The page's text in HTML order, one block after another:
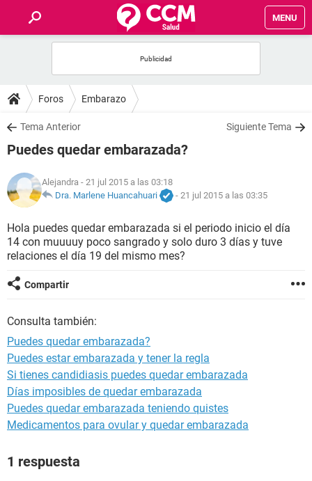
MENU
FOROS
SALUD
NUTRICIÓN
BIENESTAR
Foros Embarazo
Tema Anterior Siguiente Tema
Puedes quedar embarazada?
Alejandra - 21 jul 2015 a las 03:18
Dra. Marlene Huancahuari
- 21 jul 2015 a las 03:35
Hola puedes quedar embarazada si el periodo inicio el día
14 con muuuuy poco sangrado y solo duro 3 días y tuve
relaciones el día 19 del mismo mes?
Compartir
Consulta también:
Puedes quedar embarazada?
Puedes estar embarazada y tener la regla
Si tienes candidiasis puedes quedar embarazada
Días imposibles de quedar embarazada
Puedes quedar embarazada teniendo quistes
Medicamentos para ovular y quedar embarazada
1 respuesta